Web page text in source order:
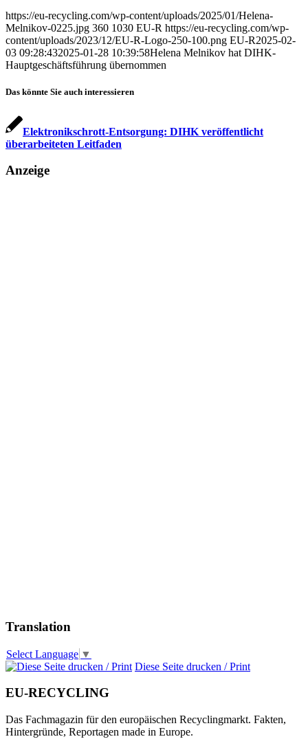
https://eu-recycling.com/wp-content/uploads/2025/01/Helena-
Melnikov-0225.jpg 360 1030 EU-R https://eu-recycling.com/wp-
content/uploads/2023/12/EU-R-Logo-250-100.png EU-R2025-02-
03 09:28:432025-01-28 10:39:58Helena Melnikov hat DIHK-
Hauptgeschäfts­führung übernommen
Das könnte Sie auch interessieren
Elektronikschrott-Entsorgung: DIHK veröffentlicht
überarbeiteten Leitfaden
Anzeige
Translation
Select Language ▼
Diese Seite drucken / Print
EU-RECYCLING
Das Fachmagazin für den europäischen Recyclingmarkt. Fakten,
Hintergründe, Reportagen made in Europe.